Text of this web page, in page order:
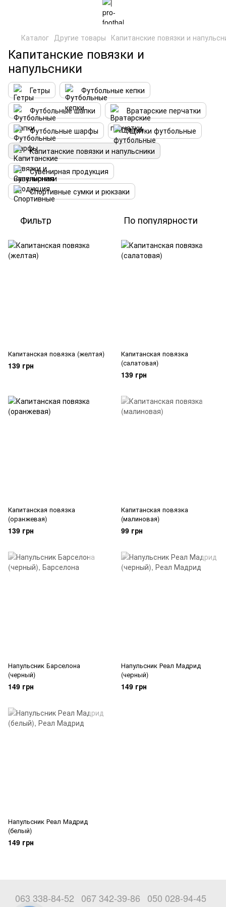
Каталог Другие товары Капитанские повязки и
Капитанские повязки и
напульсники
Гетры
Футбольные кепки
Футбольные шапки
Вратарские перчатки
Футбольные шарфы
Щитки футбольные
Капитанские повязки и напульсники
Сувенирная продукция
Спортивные сумки и рюкзаки
Фильтр По популярности
Капитанская повязка (желтая)
139 грн
Капитанская повязка
(салатовая)
139 грн
Капитанская повязка
(оранжевая)
139 грн
Капитанская повязка
(малиновая)
99 грн
Напульсник Барселона
(черный)
149 грн
Напульсник Реал Мадрид
(черный)
149 грн
Напульсник Реал Мадрид
(белый)
149 грн
063 338-84-52 067 342-39-86 050 028-94-45